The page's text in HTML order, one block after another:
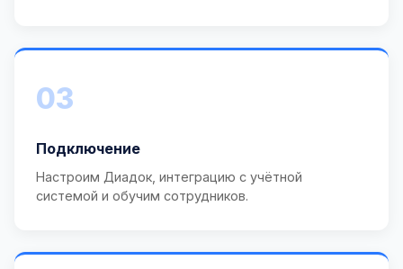
03
Подключение
Настроим Диадок, интеграцию с учётной
системой и обучим сотрудников.